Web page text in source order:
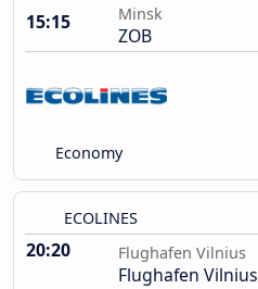
15:15
Minsk
ZOB
Economy
ECOLINES
20:20 Flughafen Vilnius
Flughafen Vilnius